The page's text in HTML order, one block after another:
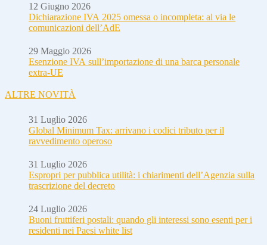
12 Giugno 2026
Dichiarazione IVA 2025 omessa o incompleta: al via le
comunicazioni dell’AdE
29 Maggio 2026
Esenzione IVA sull’importazione di una barca personale
extra-UE
ALTRE NOVITÀ
31 Luglio 2026
Global Minimum Tax: arrivano i codici tributo per il
ravvedimento operoso
31 Luglio 2026
Espropri per pubblica utilità: i chiarimenti dell’Agenzia sulla
trascrizione del decreto
24 Luglio 2026
Buoni fruttiferi postali: quando gli interessi sono esenti per i
residenti nei Paesi white list